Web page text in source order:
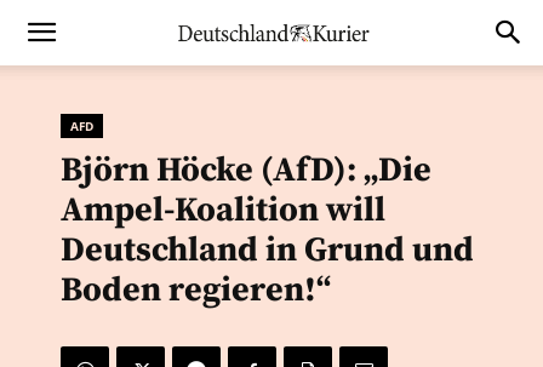
AFD
Björn Höcke (AfD): „Die
Ampel-Koalition will
Deutschland in Grund und
Boden regieren!“